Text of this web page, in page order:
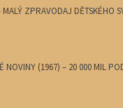
ZPRAVODAJ DĚTSKÉHO
NOVINY (1967) – 20 000 MIL